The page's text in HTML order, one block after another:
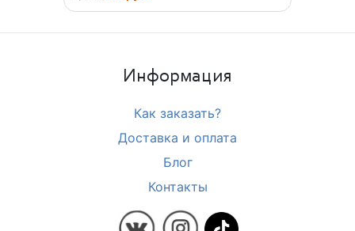
Информация
Как заказать?
Доставка и оплата
Блог
Контакты